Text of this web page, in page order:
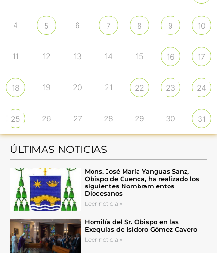
4 5 6 7 8 9 10
11 12 13 14 15 16 17
18 19 20 21 22 23 24
25 26 27 28 29 30 31
ÚLTIMAS NOTICIAS
Mons. José María Yanguas Sanz,
Obispo de Cuenca, ha realizado los
siguientes Nombramientos
Diocesanos
Leer noticia »
Homilía del Sr. Obispo en las
Exequias de Isidoro Gómez Cavero
Leer noticia »